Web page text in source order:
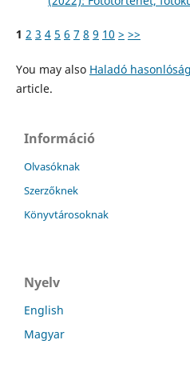
1 2 3 4 5 6 7 8 9 10 > >>
You may also Haladó
article.
Információ
Olvasóknak
Szerzőknek
Könyvtárosoknak
Nyelv
English
Magyar